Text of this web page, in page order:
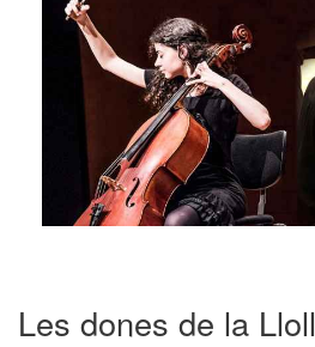
Les dones de la Lloll